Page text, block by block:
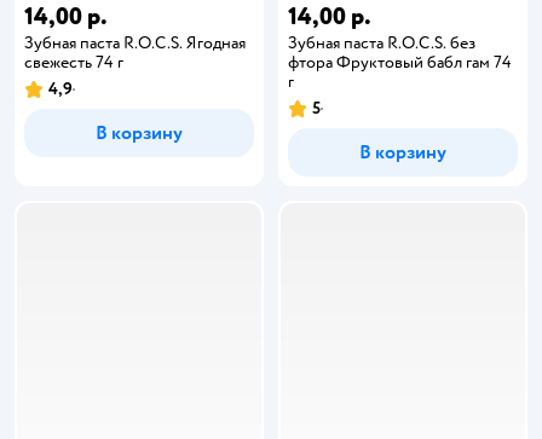
14,00 р.
Зубная паста R.O.C.S. Ягодная
свежесть 74 г
4,9
В корзину
14,00 р.
Зубная паста R.O.C.S. без
фтора Фруктовый бабл гам 74
г
5
В корзину